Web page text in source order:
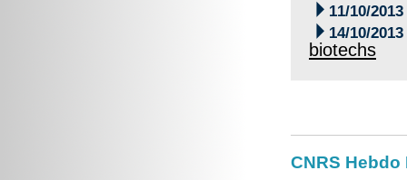
 11/10/2013
 14/10/2013
biotechs
CNRS